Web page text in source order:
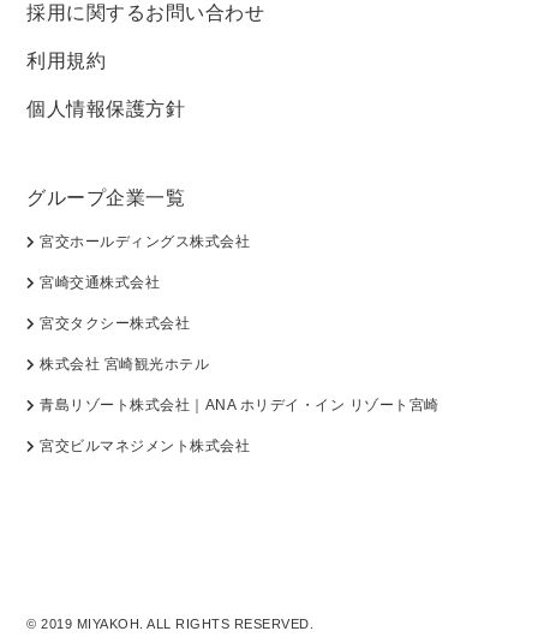
採用に関するお問い合わせ
利用規約
個人情報保護方針
グループ企業一覧
宮交ホールディングス株式会社
宮崎交通株式会社
宮交タクシー株式会社
株式会社 宮崎観光ホテル
青島リゾート株式会社｜ANA ホリデイ・イン リゾート宮崎
宮交ビルマネジメント株式会社
© 2019 MIYAKOH. ALL RIGHTS RESERVED.